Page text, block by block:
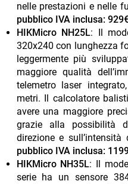
nelle prestazioni e nelle
pubblico IVA inclusa:
HIKMicro NH25L: Il
320x240 con lunghezza
leggermente più
maggiore qualità
telemetro laser
metri. Il calcolatore
avere una maggiore
grazie alla possibilità
direzione e sull’intensità
pubblico IVA inclusa:
HIKMicro NH35L: Il
serie ha un sensore